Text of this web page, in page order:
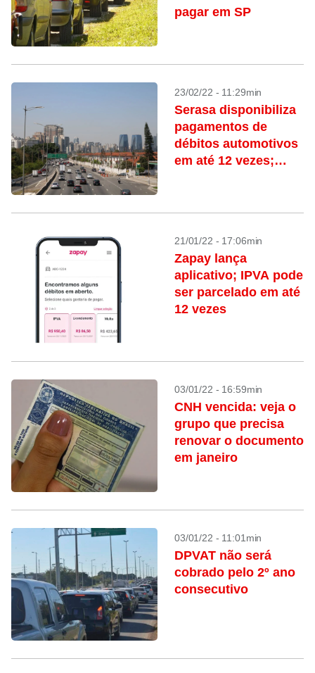
pagar em SP
23/02/22 - 11:29min
Serasa disponibiliza
pagamentos de
débitos automotivos
em até 12 vezes;
21/01/22 - 17:06min
Zapay lança
aplicativo; IPVA pode
ser parcelado em até
12 vezes
03/01/22 - 16:59min
CNH vencida: veja o
grupo que precisa
renovar o documento
em janeiro
03/01/22 - 11:01min
DPVAT não será
cobrado pelo 2º ano
consecutivo